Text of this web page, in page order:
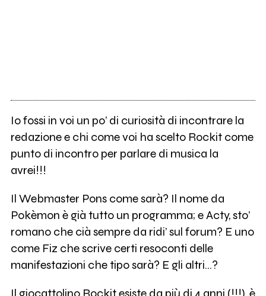
Io fossi in voi un po’ di curiosità di incontrare la
redazione e chi come voi ha scelto Rockit come
punto di incontro per parlare di musica la
avrei!!!
Il Webmaster Pons come sarà? Il nome da
Pokèmon è già tutto un programma; e Acty, sto’
romano che cià sempre da ridi’ sul forum? E uno
come Fiz che scrive certi resoconti delle
manifestazioni che tipo sarà? E gli altri…?
Il giocattolino Rockit esiste da più di 4 anni (!!!), è